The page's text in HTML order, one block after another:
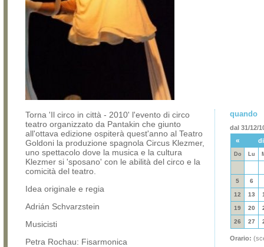
Torna 'Il circo in città - 2010' l'evento di circo
teatro organizzato da Pantakin che giunto
all'ottava edizione ospiterà quest'anno al Teatro
Goldoni la produzione spagnola Circus Klezmer,
uno spettacolo dove la musica e la cultura
Klezmer si 'sposano' con le abilità del circo e la
comicità del teatro.
Idea originale e regia
Adrián Schvarzstein
Musicisti
Petra Rochau: Fisarmonica
quando
dal 31/12/
«
Do Lu
5 6
12 13
19 20
26 27
Orario: